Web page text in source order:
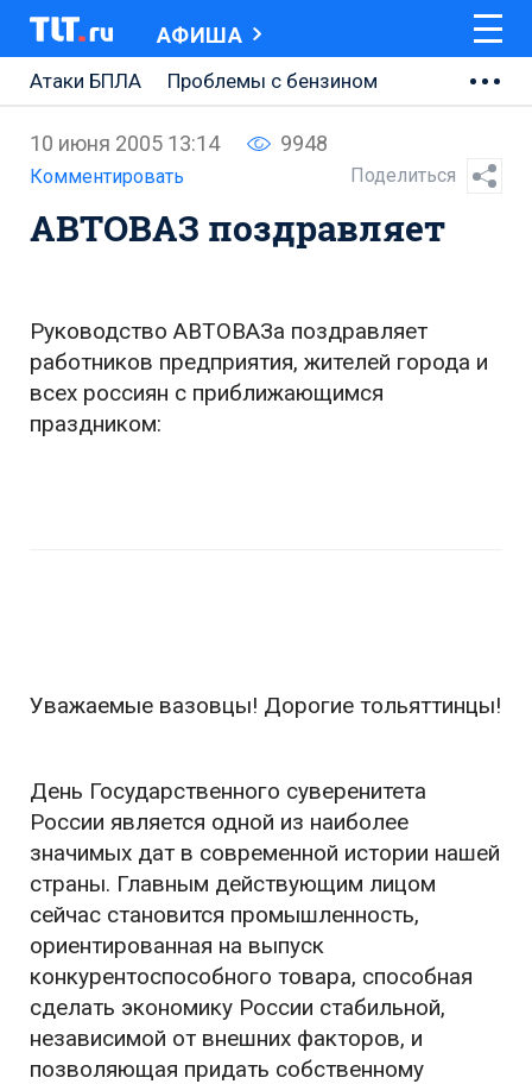
АФИША
Атаки БПЛА
Проблемы с бензином
Ремонт Центральной площади
Ремонт Обводного шоссе
Неделя Тольятти
10 июня 2005 13:14 9948
Комментировать Поделиться
АВТОВАЗ поздравляет
Руководство АВТОВАЗа поздравляет
работников предприятия, жителей города и
всех россиян с приближающимся
праздником:
Уважаемые вазовцы! Дорогие тольяттинцы!
День Государственного суверенитета
России является одной из наиболее
значимых дат в современной истории нашей
страны. Главным действующим лицом
сейчас становится промышленность,
ориентированная на выпуск
конкурентоспособного товара, способная
сделать экономику России стабильной,
независимой от внешних факторов, и
позволяющая придать собственному